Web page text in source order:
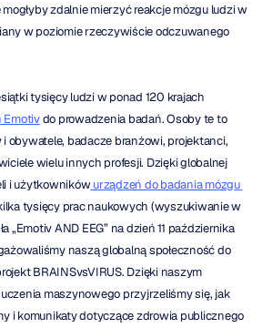
zdalnie mierzyć reakcje mózgu ludzi w
w poziomie rzeczywiście odczuwanego
tysięcy ludzi w ponad 120 krajach
Emotiv do prowadzenia badań. Osoby te to
obywatele, badacze branżowi, projektanci,
wielu innych profesji. Dzięki globalnej
i użytkowników urządzeń do badania mózgu
„Emotiv AND EEG” na dzień 11 października
naszą globalną społeczność do
BRAINSvsVIRUS. Dzięki naszym
maszynowego przyjrzeliśmy się, jak
i komunikaty dotyczące zdrowia publicznego